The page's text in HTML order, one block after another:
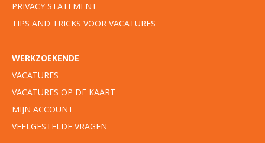
PRIVACY STATEMENT
TIPS AND TRICKS VOOR VACATURES
WERKZOEKENDE
VACATURES
VACATURES OP DE KAART
MIJN ACCOUNT
VEELGESTELDE VRAGEN